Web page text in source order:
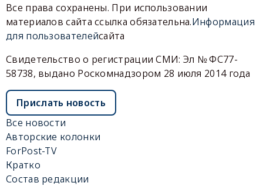
Все права сохранены. При использовании
материалов сайта ссылка обязательна.Информация
для пользователейсайта
Свидетельство о регистрации СМИ: Эл № ФС77-
58738, выдано Роскомнадзором 28 июля 2014 года
Прислать новость
Все новости
Авторские колонки
ForPost-TV
Кратко
Состав редакции